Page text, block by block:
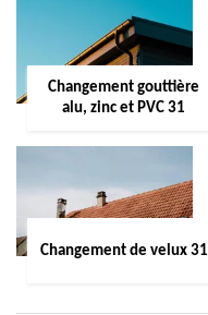
Changement gouttière
alu, zinc et PVC 31
Changement de velux 31